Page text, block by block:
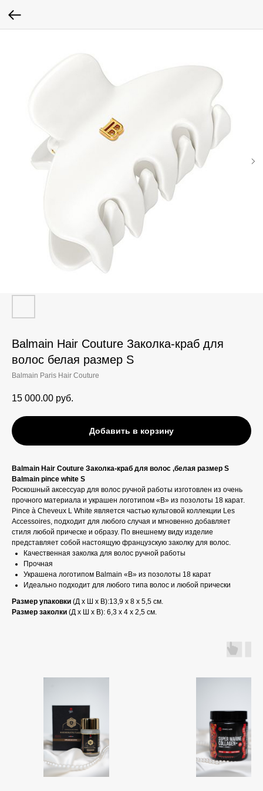
Balmain Hair Couture Заколка-краб для
волос белая размер S
Balmain Paris Hair Couture
15 000.00 руб.
Добавить в корзину
Balmain Hair Couture Заколка-краб для волос ,белая размер S
Balmain pince white S
Роскошный аксессуар для волос ручной работы изготовлен из очень
прочного материала и украшен логотипом «B» из позолоты 18 карат.
Pince à Cheveux L White является частью культовой коллекции Les
Accessoires, подходит для любого случая и мгновенно добавляет
стиля любой прическе и образу. По внешнему виду изделие
представляет собой настоящую французскую заколку для волос.
Качественная заколка для волос ручной работы
Прочная
Украшена логотипом Balmain «B» из позолоты 18 карат
Идеально подходит для любого типа волос и любой прически
Размер упаковки (Д х Ш х В):13,9 x 8 x 5,5 см.
Размер заколки (Д х Ш х В): 6,3 x 4 x 2,5 см.